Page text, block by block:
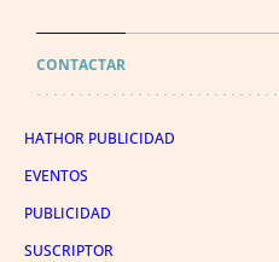
CONTACTAR
HATHOR PUBLICIDAD
EVENTOS
PUBLICIDAD
SUSCRIPTOR